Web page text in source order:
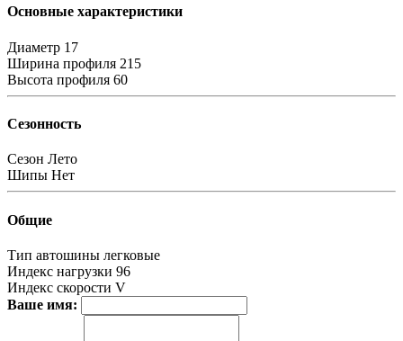
Основные характеристики
Диаметр 17
Ширина профиля 215
Высота профиля 60
Сезонность
Сезон Лето
Шипы Нет
Общие
Тип автошины легковые
Индекс нагрузки 96
Индекс скорости V
Ваше имя: